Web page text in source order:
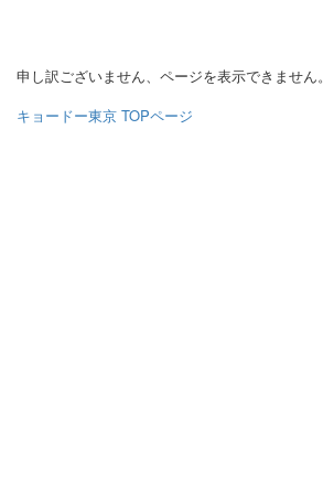
申し訳ございません、ページを表示できません。
キョードー東京 TOPページ